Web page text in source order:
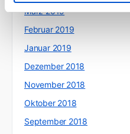
März 2019
Februar 2019
Januar 2019
Dezember 2018
November 2018
Oktober 2018
September 2018